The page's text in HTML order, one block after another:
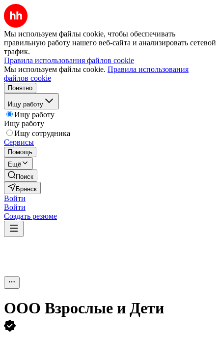
Мы используем файлы cookie, чтобы обеспечивать
правильную работу нашего веб-сайта и анализировать сетевой
трафик.
Правила использования файлов cookie
Мы используем файлы cookie. Правила использования
файлов cookie
Понятно
Ищу работу
Ищу работу
Ищу работу
Ищу сотрудника
Сервисы
Помощь
Ещё
Поиск
Брянск
Войти
Войти
Создать резюме
ООО Взрослые и Дети